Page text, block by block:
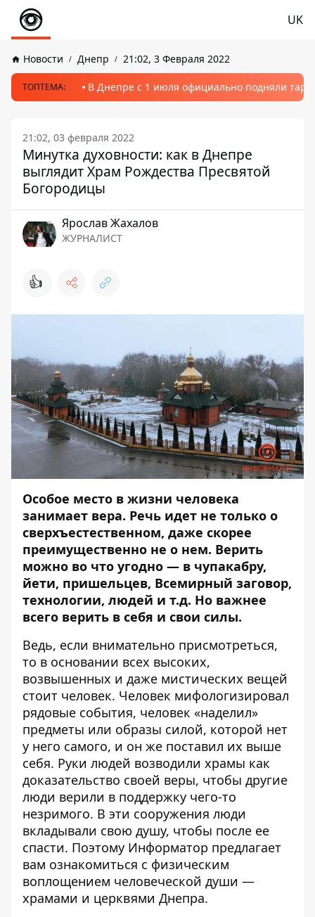
UK
Новости Днепр 21:02, 3 Февраля 2022
ТОПТЕМА: В Днепре с 1 июля официально подняли
21:02, 03 февраля 2022
Минутка духовности: как в Днепре
выглядит Храм Рождества Пресвятой
Богородицы
Ярослав Жахалов
ЖУРНАЛИСТ
👍
Особое место в жизни человека
занимает вера. Речь идет не только о
сверхъестественном, даже скорее
преимущественно не о нем. Верить
можно во что угодно — в чупакабру,
йети, пришельцев, Всемирный заговор,
технологии, людей и т.д. Но важнее
всего верить в себя и свои силы.
Ведь, если внимательно присмотреться,
то в основании всех высоких,
возвышенных и даже мистических вещей
стоит человек. Человек мифологизировал
рядовые события, человек «наделил»
предметы или образы силой, которой нет
у него самого, и он же поставил их выше
себя. Руки людей возводили храмы как
доказательство своей веры, чтобы другие
люди верили в поддержку чего-то
незримого. В эти сооружения люди
вкладывали свою душу, чтобы после ее
спасти. Поэтому Информатор предлагает
вам ознакомиться с физическим
воплощением человеческой души —
храмами и церквями Днепра.